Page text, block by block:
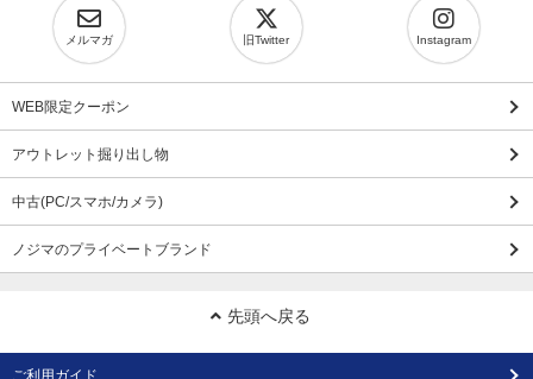
メルマガ 旧Twitter Instagram
WEB限定クーポン
アウトレット掘り出し物
中古(PC/スマホ/カメラ)
ノジマのプライベートブランド
先頭へ戻る
ご利用ガイド